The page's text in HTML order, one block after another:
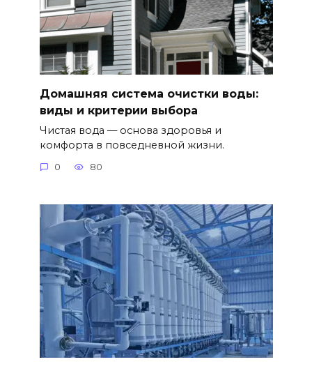
Домашняя система очистки воды:
виды и критерии выбора
Чистая вода — основа здоровья и
комфорта в повседневной жизни.
0 80